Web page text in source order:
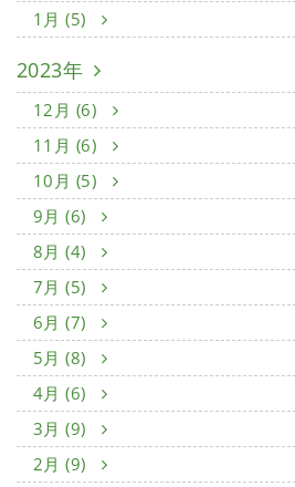
1月 (5)
2023年
12月 (6)
11月 (6)
10月 (5)
9月 (6)
8月 (4)
7月 (5)
6月 (7)
5月 (8)
4月 (6)
3月 (9)
2月 (9)